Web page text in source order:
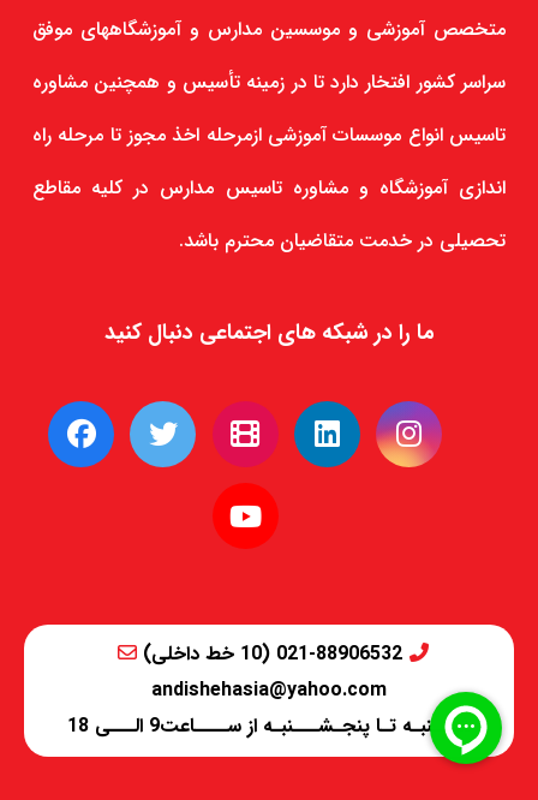
متخصص آموزشی و موسسین مدارس و آموزشگاههای موفق
سراسر کشور افتخار دارد تا در زمینه تأسیس و همچنین مشاوره
تاسیس انواع موسسات آموزشی ازمرحله اخذ مجوز تا مرحله راه
اندازی آموزشگاه و مشاوره تاسیس مدارس در کلیه مقاطع
تحصیلی در خدمت متقاضیان محترم باشد.
ما را در شبکه های اجتماعی دنبال کنید
021-88906532 (10 خط داخلی)
andishehasia@yahoo.com
شـــنبـه تـا پنجـشـــنبـه از ســــاعت9 الـــی 18